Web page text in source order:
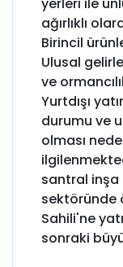
yerleri ile
ağırlıklı
Birincil
Ulusal
ve
Yurtdışı
durumu ve
olması
santral inşa
sektöründe
Sahili'ne
sonraki